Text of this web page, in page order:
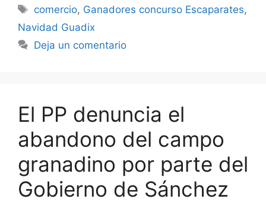
Etiquetas
comercio, Ganadores concurso Escaparates,
Navidad Guadix
Deja un comentario
El PP denuncia el
abandono del campo
granadino por parte del
Gobierno de Sánchez